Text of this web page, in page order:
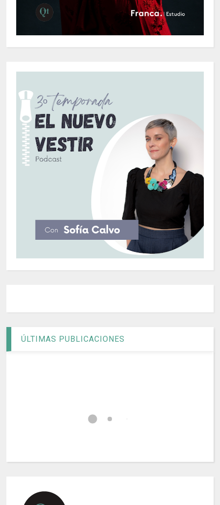
ÚLTIMAS PUBLICACIONES